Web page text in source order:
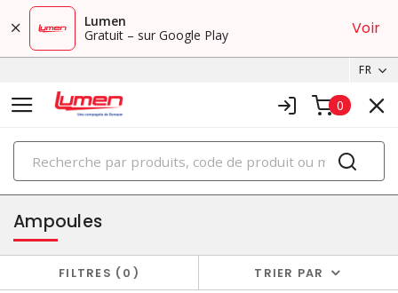
Lumen
Gratuit – sur Google Play
Voir
FR
0
PRODUITS
éclairage
Ampoules
FILTRES 0 TRIER PAR